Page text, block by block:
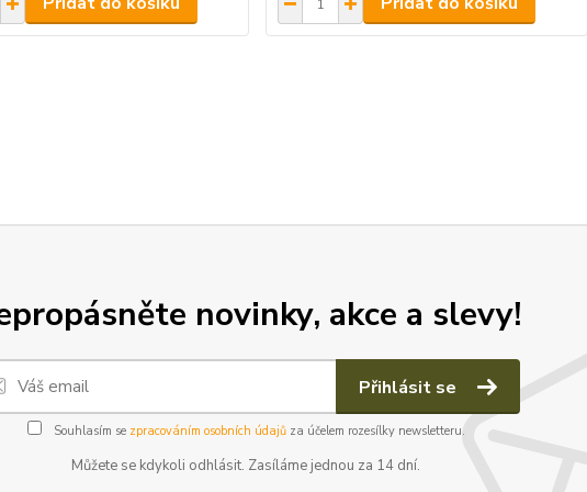
novinky, akce a slevy!
Přihlásit se
Souhlasím se zpracováním osobních údajůza účelem rozesílky newsletteru.
Můžete se kdykoli odhlásit. Zasíláme jednou za 14 dní.